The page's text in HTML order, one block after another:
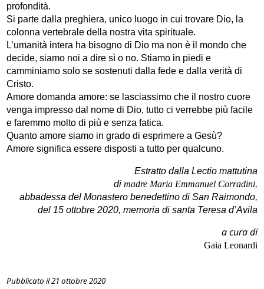
profondità.
Si parte dalla preghiera, unico luogo in cui trovare Dio, la
colonna vertebrale della nostra vita spirituale.
L’umanità intera ha bisogno di Dio ma non è il mondo che
decide, siamo noi a dire sì o no. Stiamo in piedi e
camminiamo solo se sostenuti dalla fede e dalla verità di
Cristo.
Amore domanda amore: se lasciassimo che il nostro cuore
venga impresso dal nome di Dio, tutto ci verrebbe più facile
e faremmo molto di più e senza fatica.
Quanto amore siamo in grado di esprimere a Gesù?
Amore significa essere disposti a tutto per qualcuno.
Estratto dalla Lectio mattutina
di madre Maria Emmanuel Corradini,
abbadessa del Monastero benedettino di San Raimondo,
del 15 ottobre 2020, memoria di santa Teresa d’Avila
a cura di
Gaia Leonardi
Pubblicato il 21 ottobre 2020